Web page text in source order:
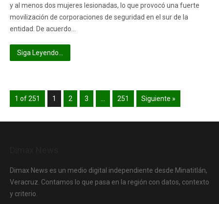
y al menos dos mujeres lesionadas, lo que provocó una fuerte
movilización de corporaciones de seguridad en el sur de la
entidad. De acuerdo…
Siga Leyendo...
1 of 251 1 2 3 251 Siguiente »
Dimax News es un medio digital independiente desde Minatitlán,
Veracruz. Contamos lo que pasa en la región con datos, contexto
y criterio.